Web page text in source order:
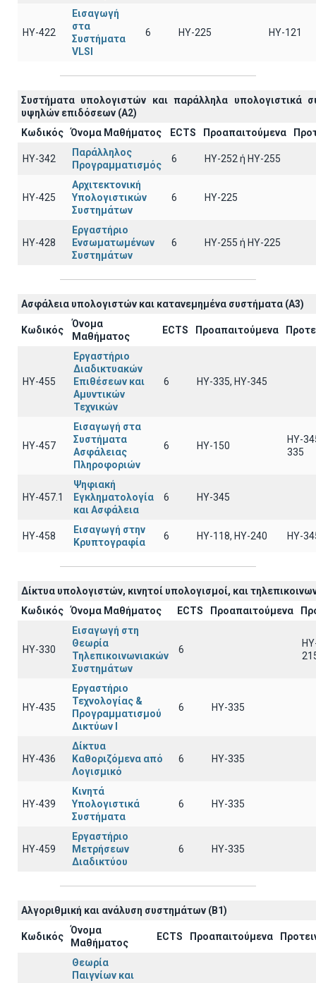
ΗΥ-422
Εισαγωγή
στα
Συστήματα
VLSI
6 HY-225 HY-121
Συστήματα υπολογιστών και παράλληλα υπολογιστικά
υψηλών επιδόσεων (A2)
Κωδικός
Όνομα Μαθήματος ECTS Προαπαιτούμενα
ΗΥ-342
Παράλληλος
Προγραμματισμός
6 ΗΥ-252 ή ΗΥ-255
ΗΥ-425
Αρχιτεκτονική
Υπολογιστικών
Συστημάτων
6 HY-225
ΗΥ-428
Εργαστήριο
Ενσωματωμένων
Συστημάτων
6 ΗΥ-255 ή HY-225
Ασφάλεια υπολογιστών και κατανεμημένα συστήματα (A3)
Κωδικός
Όνομα
Μαθήματος
ECTS Προαπαιτούμενα
ΗΥ-455
Εργαστήριο
Διαδικτυακών
Επιθέσεων και
Αμυντικών
Τεχνικών
6 ΗΥ-335, HY-345
ΗΥ-457
Εισαγωγή στα
Συστήματα
Ασφάλειας
Πληροφοριών
6 HY-150
HY-
335
ΗΥ-457.1
Ψηφιακή
Εγκληματολογία
και Ασφάλεια
6 ΗΥ-345
ΗΥ-458
Εισαγωγή στην
Κρυπτογραφία
6 ΗΥ-118, ΗΥ-240 ΗΥ-
Δίκτυα υπολογιστών, κινητοί υπολογισμοί, και
Κωδικός
Όνομα Μαθήματος ECTS Προαπαιτούμενα
ΗΥ-330
Εισαγωγή στη
Θεωρία
Τηλεπικοινωνιακών
Συστημάτων
6
ΗΥ-435
Εργαστήριο
Τεχνολογίας &
Προγραμματισμού
Δικτύων Ι
6 HY-335
ΗΥ-436
Δίκτυα
Καθοριζόμενα από
Λογισμικό
6 HY-335
ΗΥ-439
Κινητά
Υπολογιστικά
Συστήματα
6 HY-335
ΗΥ-459
Εργαστήριο
Μετρήσεων
Διαδικτύου
6 ΗΥ-335
Αλγοριθμική και ανάλυση συστημάτων (B1)
Κωδικός
Όνομα
Μαθήματος
ECTS Προαπαιτούμενα
Θεωρία
Παιγνίων και